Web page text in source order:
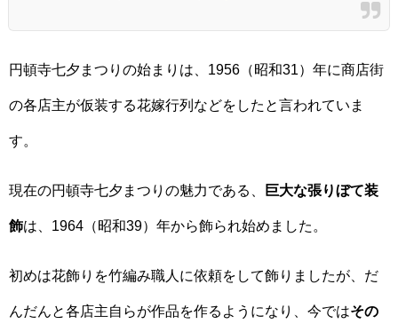
円頓寺七夕まつりの始まりは、1956（昭和31）年に商店街
の各店主が仮装する花嫁行列などをしたと言われていま
す。
現在の円頓寺七夕まつりの魅力である、 巨大な張りぼて装
飾は、1964（昭和39）年から飾られ始めました。
初めは花飾りを竹編み職人に依頼をして飾りましたが、だ
んだんと各店主自らが作品を作るようになり、今ではその